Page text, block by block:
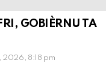
GOBIÈRNU TA
2026, 8:18 pm